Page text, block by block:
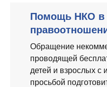
Помощь НКО в
Обращение
проводящей
детей и взрослых с
просьбой